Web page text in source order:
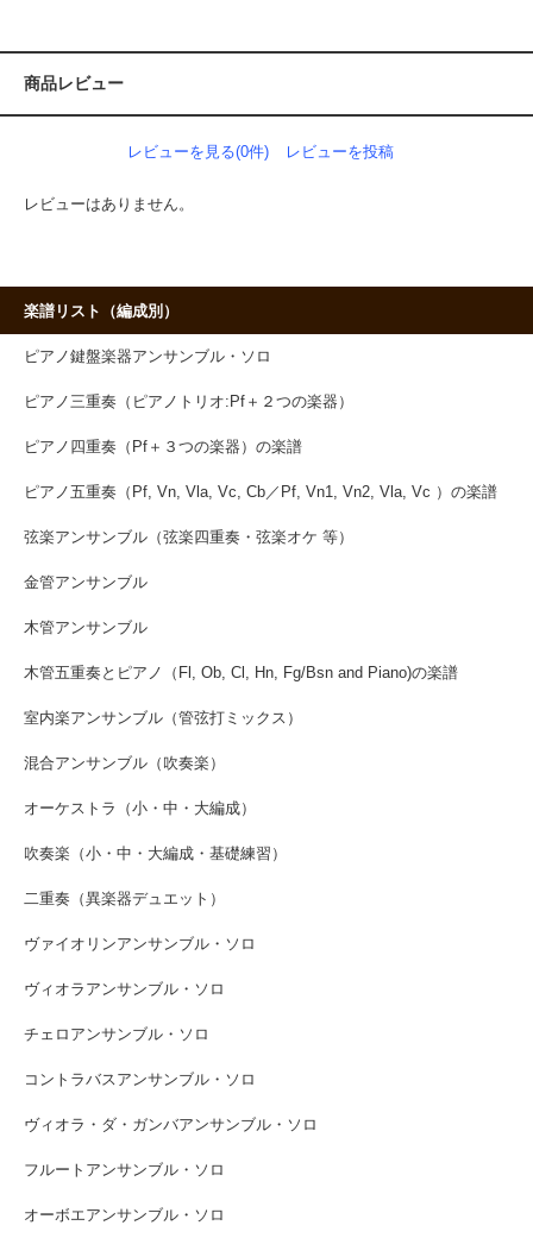
商品レビュー
レビューを見る(0件) レビューを投稿
レビューはありません。
楽譜リスト（編成別）
ピアノ鍵盤楽器アンサンブル・ソロ
ピアノ三重奏（ピアノトリオ:Pf＋２つの楽器）
ピアノ四重奏（Pf＋３つの楽器）の楽譜
ピアノ五重奏（Pf, Vn, Vla, Vc, Cb／Pf, Vn1, Vn2, Vla, Vc ）の楽譜
弦楽アンサンブル（弦楽四重奏・弦楽オケ 等）
金管アンサンブル
木管アンサンブル
木管五重奏とピアノ（Fl, Ob, Cl, Hn, Fg/Bsn and Piano)の楽譜
室内楽アンサンブル（管弦打ミックス）
混合アンサンブル（吹奏楽）
オーケストラ（小・中・大編成）
吹奏楽（小・中・大編成・基礎練習）
二重奏（異楽器デュエット）
ヴァイオリンアンサンブル・ソロ
ヴィオラアンサンブル・ソロ
チェロアンサンブル・ソロ
コントラバスアンサンブル・ソロ
ヴィオラ・ダ・ガンバアンサンブル・ソロ
フルートアンサンブル・ソロ
オーボエアンサンブル・ソロ